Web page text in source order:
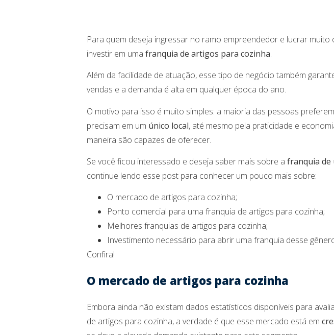
Para quem deseja ingressar no ramo empreendedor e lucrar muito
investir em uma franquia de artigos para cozinha.
Além da facilidade de atuação, esse tipo de negócio também
vendas e a demanda é alta em qualquer época do ano.
O motivo para isso é muito simples: a maioria das pessoas
precisam em um único local, até mesmo pela praticidade e
maneira são capazes de oferecer.
Se você ficou interessado e deseja saber mais sobre a franquia de
continue lendo esse post para conhecer um pouco mais sobre:
O mercado de artigos para cozinha;
Ponto comercial para uma franquia de artigos para cozinha;
Melhores franquias de artigos para cozinha;
Investimento necessário para abrir uma franquia desse
Confira!
O mercado de artigos para cozinha
Embora ainda não existam dados estatísticos disponíveis para
de artigos para cozinha, a verdade é que esse mercado está em